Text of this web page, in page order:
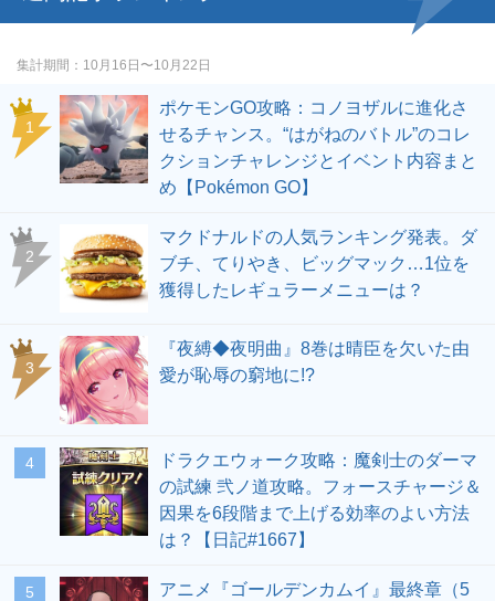
集計期間 10月16日〜10月22日
ポケモンGO攻略：コノヨザルに進化さ
せるチャンス。“はがねのバトル”のコレ
クションチャレンジとイベント内容まと
め【Pokémon GO】
マクドナルドの人気ランキング発表。ダ
ブチ、てりやき、ビッグマック…1位を
獲得したレギュラーメニューは？
『夜縛◆夜明曲』8巻は晴臣を欠いた由
愛が恥辱の窮地に!?
ドラクエウォーク攻略：魔剣士のダーマ
の試練 弐ノ道攻略。フォースチャージ＆
因果を6段階まで上げる効率のよい方法
は？【日記#1667】
アニメ『ゴールデンカムイ』最終章（5